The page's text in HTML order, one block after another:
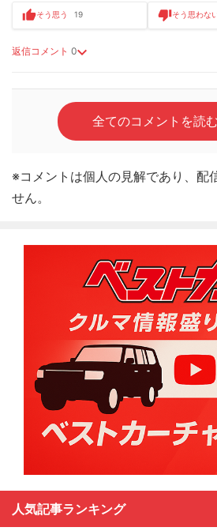
返信コメント 0
そう思う 19 そう思わな
全てのコメントを読む
※コメントは個人の見解であり、配
せん。
人気記事ランキング